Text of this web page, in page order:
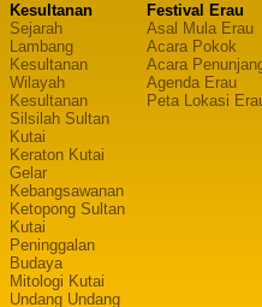
Kesultanan
Sejarah
Lambang
Kesultanan
Wilayah
Kesultanan
Silsilah Sultan
Kutai
Keraton Kutai
Gelar
Kebangsawanan
Ketopong Sultan
Kutai
Peninggalan
Budaya
Mitologi Kutai
Undang Undang
Festival Erau
Asal Mula Erau
Acara Pokok
Acara
Agenda Erau
Peta Lokasi